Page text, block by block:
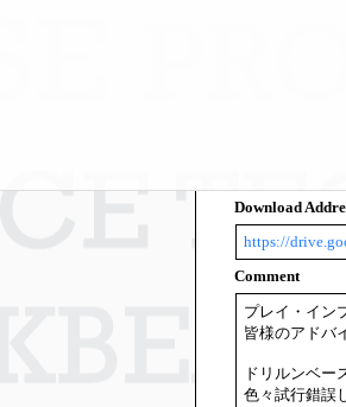
Download
https://
Comment
プレイ・イン
皆様のアドバ
ドリルンベー
色々試行錯誤